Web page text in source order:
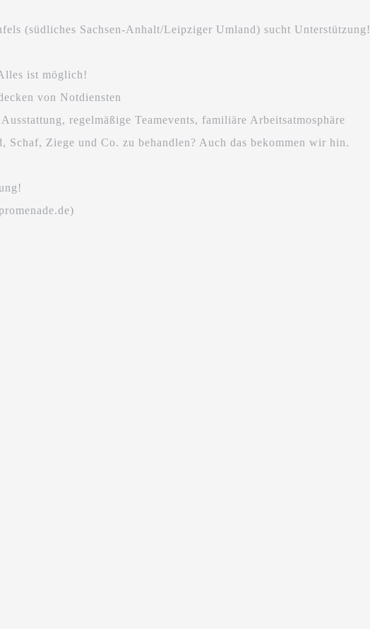
(südliches Sachsen-Anhalt/Leipziger Umland) sucht Unterstützung!
ist möglich!
von Notdiensten
regelmäßige Teamevents, familiäre Arbeitsatmosphäre
Schaf, Ziege und Co. zu behandlen? Auch das bekommen wir hin.